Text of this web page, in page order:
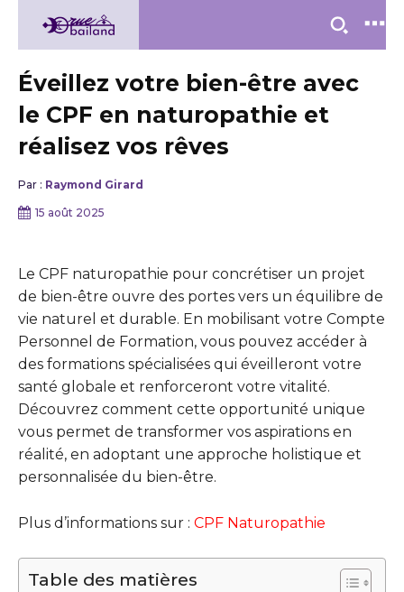
Éveillez votre bien-être avec
le CPF en naturopathie et
réalisez vos rêves
Par : Raymond Girard
15 août 2025
Le CPF naturopathie pour concrétiser un projet
de bien-être ouvre des portes vers un équilibre de
vie naturel et durable. En mobilisant votre Compte
Personnel de Formation, vous pouvez accéder à
des formations spécialisées qui éveilleront votre
santé globale et renforceront votre vitalité.
Découvrez comment cette opportunité unique
vous permet de transformer vos aspirations en
réalité, en adoptant une approche holistique et
personnalisée du bien-être.
Plus d’informations sur : CPF Naturopathie
Table des matières